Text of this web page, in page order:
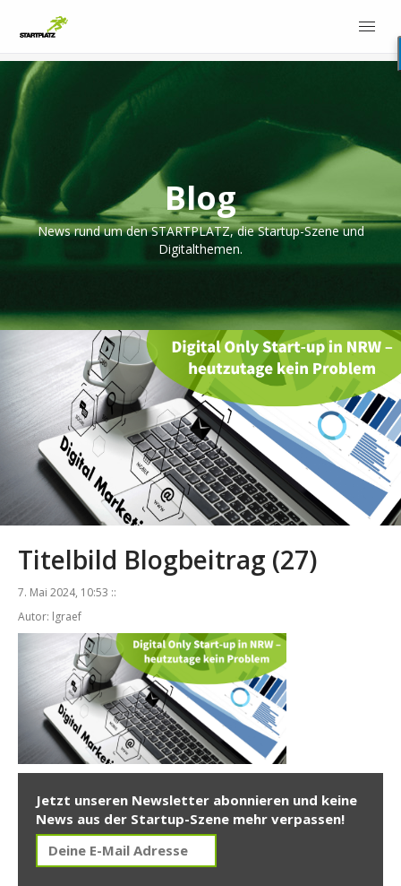
Blog
News rund um den STARTPLATZ, die Startup-Szene und
Digitalthemen.
Titelbild Blogbeitrag (27)
7. Mai 2024, 10:53 ::
Autor: lgraef
Jetzt unseren Newsletter abonnieren und keine
News aus der Startup-Szene mehr verpassen!